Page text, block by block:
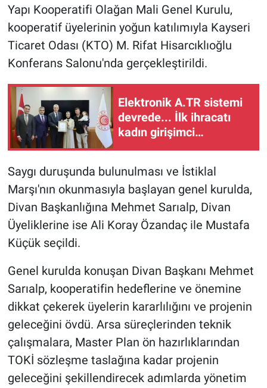
Yapı Kooperatifi Olağan Mali Genel Kurulu,
kooperatif üyelerinin yoğun katılımıyla Kayseri
Ticaret Odası (KTO) M. Rifat Hisarcıklıoğlu
Konferans Salonu'nda gerçekleştirildi.
Elektronik A.TR sistemi
devrede... İlk ihracatı
kadın girişimci
Saygı duruşunda bulunulması ve İstiklal
Marşı'nın okunmasıyla başlayan genel kurulda,
Divan Başkanlığına Mehmet Sarıalp, Divan
Üyeliklerine ise Ali Koray Özandaç ile Mustafa
Küçük seçildi.
Genel kurulda konuşan Divan Başkanı Mehmet
Sarıalp, kooperatifin hedeflerine ve önemine
dikkat çekerek üyelerin kararlılığını ve projenin
geleceğini övdü. Arsa süreçlerinden teknik
çalışmalara, Master Plan ön hazırlıklarından
TOKİ sözleşme taslağına kadar projenin
geleceğini şekillendirecek adımlarda yönetim